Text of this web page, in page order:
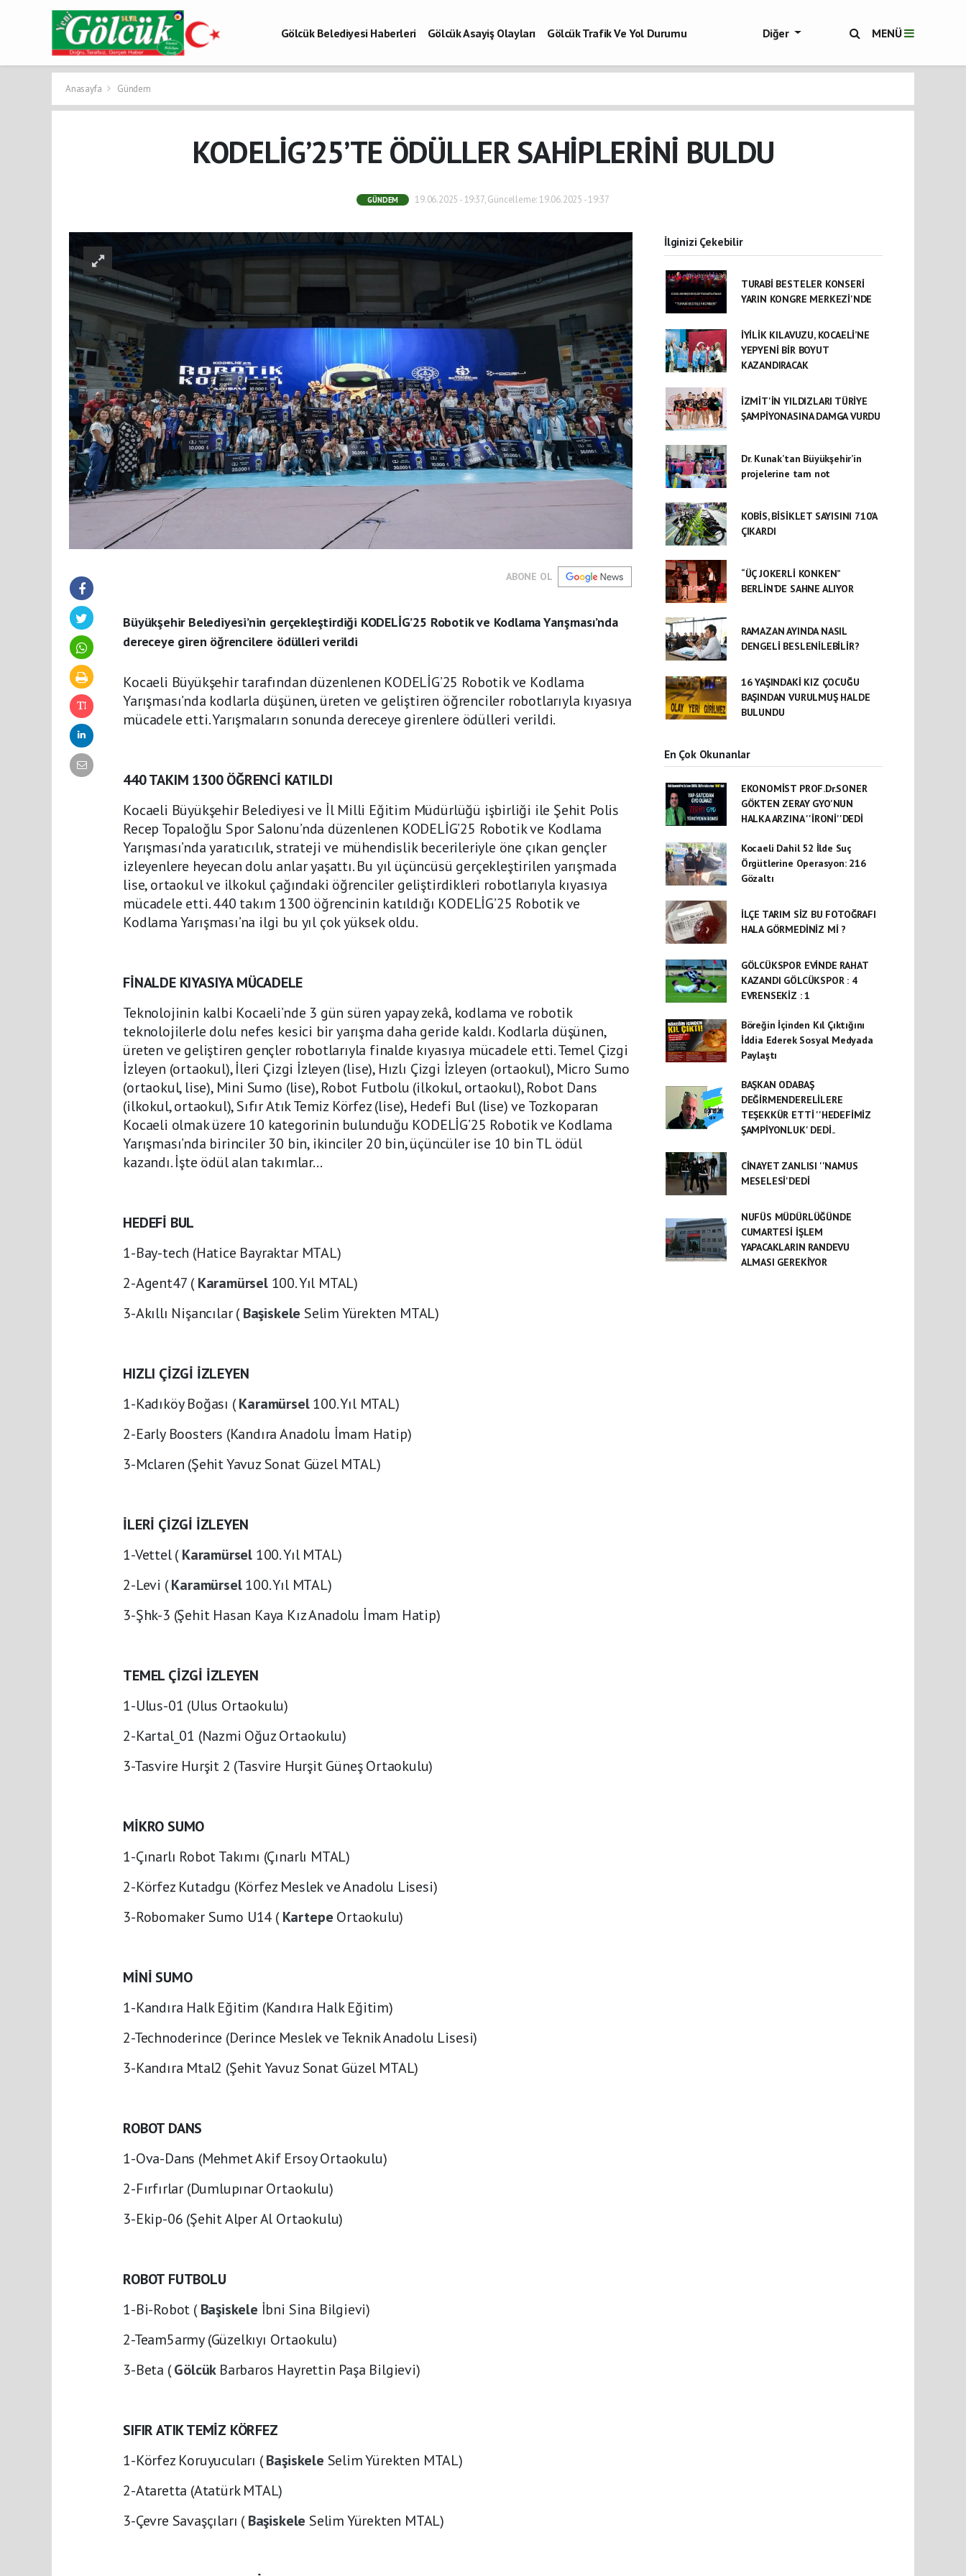
Gölcük Belediyesi Haberleri Gölcük Asayiş Olayları
Gölcük Trafik Ve Yol Durumu
Diğer MENÜ
Anasayfa Gündem
KODELİG’25’TE ÖDÜLLER SAHİPLERİNİ BULDU
GÜNDEM 19.06.2025 - 19:37, Güncelleme: 19.06.2025 - 19:37
ABONE OL
Büyükşehir Belediyesi’nin gerçekleştirdiği KODELİG’25 Robotik ve Kodlama Yarışması’nda
dereceye giren öğrencilere ödülleri verildi
Kocaeli Büyükşehir tarafından düzenlenen KODELİG’25 Robotik ve Kodlama
Yarışması’nda kodlarla düşünen, üreten ve geliştiren öğrenciler robotlarıyla kıyasıya
mücadele etti. Yarışmaların sonunda dereceye girenlere ödülleri verildi.
440 TAKIM 1300 ÖĞRENCİ KATILDI
Kocaeli Büyükşehir Belediyesi ve İl Milli Eğitim Müdürlüğü işbirliği ile Şehit Polis
Recep Topaloğlu Spor Salonu’nda düzenlenen KODELİG’25 Robotik ve Kodlama
Yarışması’nda yaratıcılık, strateji ve mühendislik becerileriyle öne çıkan gençler
izleyenlere heyecan dolu anlar yaşattı. Bu yıl üçüncüsü gerçekleştirilen yarışmada
lise, ortaokul ve ilkokul çağındaki öğrenciler geliştirdikleri robotlarıyla kıyasıya
mücadele etti. 440 takım 1300 öğrencinin katıldığı KODELİG’25 Robotik ve
Kodlama Yarışması’na ilgi bu yıl çok yüksek oldu.
FİNALDE KIYASIYA MÜCADELE
Teknolojinin kalbi Kocaeli’nde 3 gün süren yapay zekâ, kodlama ve robotik
teknolojilerle dolu nefes kesici bir yarışma daha geride kaldı. Kodlarla düşünen,
üreten ve geliştiren gençler robotlarıyla finalde kıyasıya mücadele etti. Temel Çizgi
İzleyen (ortaokul), İleri Çizgi İzleyen (lise), Hızlı Çizgi İzleyen (ortaokul), Micro Sumo
(ortaokul, lise), Mini Sumo (lise), Robot Futbolu (ilkokul, ortaokul), Robot Dans
(ilkokul, ortaokul), Sıfır Atık Temiz Körfez (lise), Hedefi Bul (lise) ve Tozkoparan
Kocaeli olmak üzere 10 kategorinin bulunduğu KODELİG’25 Robotik ve Kodlama
Yarışması’nda birinciler 30 bin, ikinciler 20 bin, üçüncüler ise 10 bin TL ödül
kazandı. İşte ödül alan takımlar…
HEDEFİ BUL
1-Bay-tech (Hatice Bayraktar MTAL)
2-Agent47 (Karamürsel 100. Yıl MTAL)
3-Akıllı Nişancılar (Başiskele Selim Yürekten MTAL)
HIZLI ÇİZGİ İZLEYEN
1-Kadıköy Boğası (Karamürsel100. Yıl MTAL)
2-Early Boosters (Kandıra Anadolu İmam Hatip)
3-Mclaren (Şehit Yavuz Sonat Güzel MTAL)
İLERİ ÇİZGİ İZLEYEN
1-Vettel (Karamürsel 100. Yıl MTAL)
2-Levi (Karamürsel100. Yıl MTAL)
3-Şhk-3 (Şehit Hasan Kaya Kız Anadolu İmam Hatip)
TEMEL ÇİZGİ İZLEYEN
1-Ulus-01 (Ulus Ortaokulu)
2-Kartal_01 (Nazmi Oğuz Ortaokulu)
3-Tasvire Hurşit 2 (Tasvire Hurşit Güneş Ortaokulu)
MİKRO SUMO
1-Çınarlı Robot Takımı (Çınarlı MTAL)
2-Körfez Kutadgu (Körfez Meslek ve Anadolu Lisesi)
3-Robomaker Sumo U14 (Kartepe Ortaokulu)
MİNİ SUMO
1-Kandıra Halk Eğitim (Kandıra Halk Eğitim)
2-Technoderince (Derince Meslek ve Teknik Anadolu Lisesi)
3-Kandıra Mtal2 (Şehit Yavuz Sonat Güzel MTAL)
ROBOT DANS
1-Ova-Dans (Mehmet Akif Ersoy Ortaokulu)
2-Fırfırlar (Dumlupınar Ortaokulu)
3-Ekip-06 (Şehit Alper Al Ortaokulu)
ROBOT FUTBOLU
1-Bi-Robot (Başiskele İbni Sina Bilgievi)
2-Team5army (Güzelkıyı Ortaokulu)
3-Beta (Gölcük Barbaros Hayrettin Paşa Bilgievi)
SIFIR ATIK TEMİZ KÖRFEZ
1-Körfez Koruyucuları (Başiskele Selim Yürekten MTAL)
2-Ataretta (Atatürk MTAL)
3-Çevre Savaşçıları (Başiskele Selim Yürekten MTAL)
İlginizi Çekebilir
TURABİ BESTELER KONSERİ
YARIN KONGRE MERKEZİ'NDE
İYİLİK KILAVUZU, KOCAELİ’NE
YEPYENİ BİR BOYUT
KAZANDIRACAK
İZMİT'İN YILDIZLARI TÜRİYE
ŞAMPİYONASINA DAMGA VURDU
Dr. Kunak’tan Büyükşehir’in
projelerine tam not
KOBİS, BİSİKLET SAYISINI 710’A
ÇIKARDI
“ÜÇ JOKERLİ KONKEN”
BERLİN’DE SAHNE ALIYOR
RAMAZAN AYINDA NASIL
DENGELİ BESLENİLEBİLİR?
16 YAŞINDAKİ KIZ ÇOCUĞU
BAŞINDAN VURULMUŞ HALDE
BULUNDU
En Çok Okunanlar
EKONOMİST PROF.Dr.SONER
GÖKTEN ZERAY GYO'NUN
HALKA ARZINA ''İRONİ''DEDİ
Kocaeli Dahil 52 İlde Suç
Örgütlerine Operasyon: 216
Gözaltı
İLÇE TARIM SİZ BU FOTOĞRAFI
HALA GÖRMEDİNİZ Mİ ?
GÖLCÜKSPOR EVİNDE RAHAT
KAZANDI GÖLCÜKSPOR : 4
EVRENSEKİZ : 1
Böreğin İçinden Kıl Çıktığını
İddia Ederek Sosyal Medyada
Paylaştı
BAŞKAN ODABAŞ
DEĞİRMENDERELİLERE
TEŞEKKÜR ETTİ ''HEDEFİMİZ
ŞAMPİYONLUK' DEDİ..
CİNAYET ZANLISI ''NAMUS
MESELESİ'DEDİ
NUFÜS MÜDÜRLÜĞÜNDE
CUMARTESİ İŞLEM
YAPACAKLARIN RANDEVU
ALMASI GEREKİYOR